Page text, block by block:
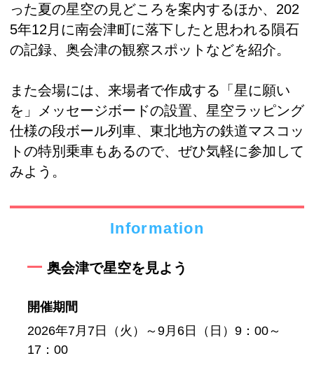
った夏の星空の見どころを案内するほか、202
5年12月に南会津町に落下したと思われる隕石
の記録、奥会津の観察スポットなどを紹介。
また会場には、来場者で作成する「星に願い
を」メッセージボードの設置、星空ラッピング
仕様の段ボール列車、東北地方の鉄道マスコッ
トの特別乗車もあるので、ぜひ気軽に参加して
みよう。
Information
奥会津で星空を見よう
開催期間
2026年7月7日（火）～9月6日（日）9：00～
17：00